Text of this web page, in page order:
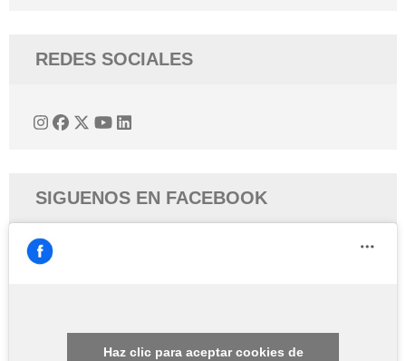
REDES SOCIALES
SIGUENOS EN FACEBOOK
Haz clic para aceptar cookies de